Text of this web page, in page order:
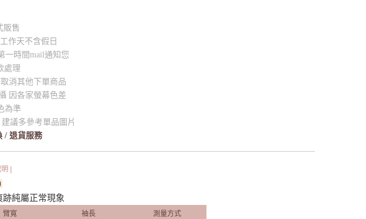
販售
作天不含假日
一時間mail通知您
處理
消其他下單商品
因各家螢幕色差
為準
議多參考單品圖片
/ 退貨服務
|
純屬正常現象
臂寬 袖長 測量方式